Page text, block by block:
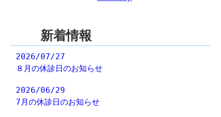
新着情報
2026/07/27
８月の休診日のお知らせ
2026/06/29
7月の休診日のお知らせ